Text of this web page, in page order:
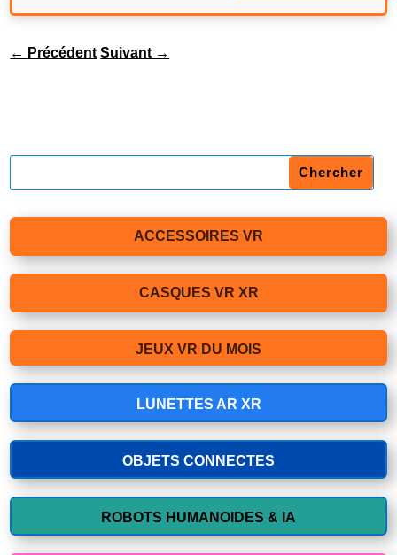
← Précédent Suivant →
ACCESSOIRES VR
CASQUES VR XR
JEUX VR DU MOIS
LUNETTES AR XR
OBJETS CONNECTES
ROBOTS HUMANOIDES & IA